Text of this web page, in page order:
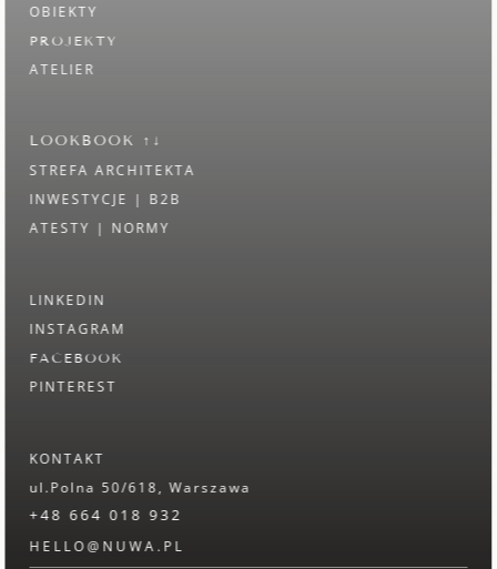
OBIEKTY
PROJEKTY
ATELIER
LOOKBOOK ↑​↓
STREFA ARCHITEKTA
INWESTYCJE | B2B
ATESTY | NORMY
LINKEDIN
INSTAGRAM
FACEBOOK
PINTEREST
KONTAKT
ul.Polna 50/618, Warszawa
+48 664 018 932
HELLO@NUWA.PL